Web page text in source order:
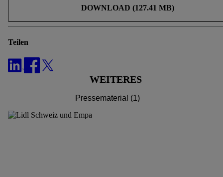
DOWNLOAD (127.41 MB)
Teilen
WEITERES
Pressematerial (1)